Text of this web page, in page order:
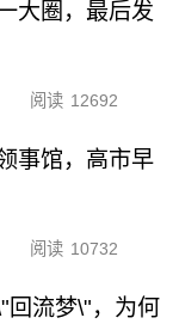
大圈，最后发
阅读 12692
事馆，高市早
阅读 10732
回流梦\"，为何